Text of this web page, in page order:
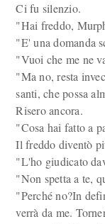
Ci fu silenzio.
"Hai freddo,
"E' una domanda
"Vuoi che me ne
"Ma no, resta
santi, che possa
Risero ancora.
"Cosa hai fatto a
Il freddo diventò
"L'ho giudicato
"Non spetta a te,
"Perché no?In
verrà da me.